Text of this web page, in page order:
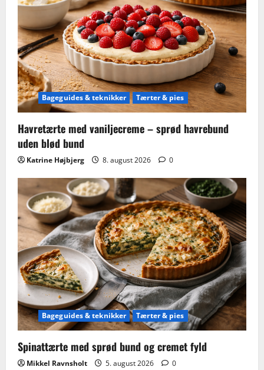
Bageguides & teknikker Tærter & pies
Havretærte med vaniljecreme – sprød havrebund
uden blød bund
Katrine Højbjerg 8. august 2026 0
Bageguides & teknikker Tærter & pies
Spinattærte med sprød bund og cremet fyld
Mikkel Ravnsholt 5. august 2026 0